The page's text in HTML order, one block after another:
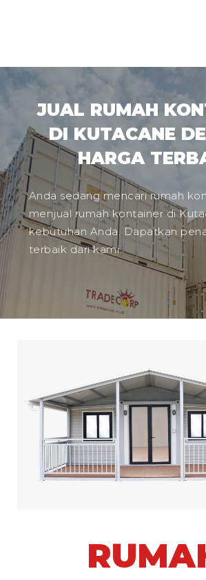
JUAL RUMAH
DI KUTACANE
HARGA
Anda sedang mencari rumah
menjual rumah kontainer di
kebutuhan Anda. Dapatkan
terbaik dari kami.